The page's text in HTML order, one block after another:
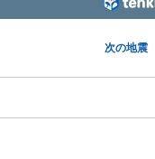
次の地震